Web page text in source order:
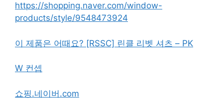
https://shopping.naver.com/window-
products/style/9548473924
이 제품은 어때요? [RSSC] 린클 리벳 셔츠 – PK
W 컨셉
쇼핑.네이버.com